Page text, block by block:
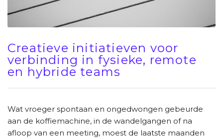
Creatieve initiatieven voor
verbinding in fysieke, remote
en hybride teams
Wat vroeger spontaan en ongedwongen gebeurde
aan de koffiemachine, in de wandelgangen of na
afloop van een meeting, moest de laatste maanden